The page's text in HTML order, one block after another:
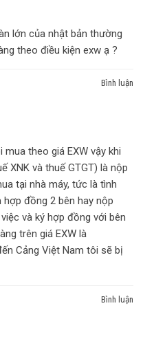
lớn của nhật bản thường
theo điều kiện exw ạ ?
Bình luận
theo giá EXW vậy khi
XNK và thuế GTGT) là nộp
tại nhà máy, tức là tình
hợp đồng 2 bên hay nộp
và ký hợp đồng với bên
trên giá EXW là
Cảng Việt Nam tôi sẽ bị
Bình luận